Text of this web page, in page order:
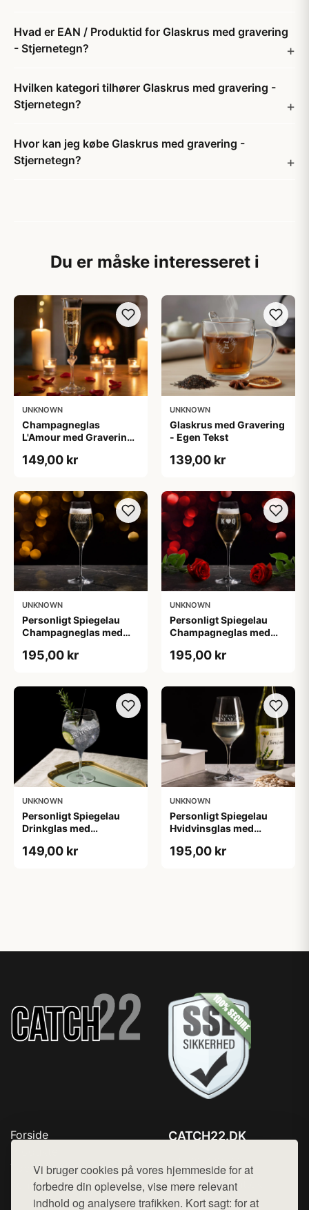
Vi bruger cookies på vores hjemmeside for at
forbedre din oplevelse, vise mere relevant
indhold og analysere trafikken. Kort sagt: for at
Hvad er EAN / Produktid for Glaskrus med gravering
- Stjernetegn?
Hvilken kategori tilhører Glaskrus med gravering -
Stjernetegn?
Hvor kan jeg købe Glaskrus med gravering -
Stjernetegn?
Du er måske interesseret i
UNKNOWN
Champagneglas
L'Amour med Gravering
149,00 kr
UNKNOWN
Glaskrus med Gravering
- Egen Tekst
139,00 kr
UNKNOWN
Personligt Spiegelau
Champagneglas med
195,00 kr
UNKNOWN
Personligt Spiegelau
Champagneglas med
195,00 kr
UNKNOWN
Personligt Spiegelau
Drinkglas med
149,00 kr
UNKNOWN
Personligt Spiegelau
Hvidvinsglas med
195,00 kr
Forside
Top Rabatter
Kontakt
CATCH22.DK
Mail: hej@want.dk